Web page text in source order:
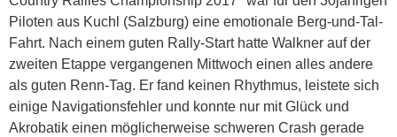
Piloten aus Kuchl (Salzburg) eine emotionale Berg-und-Tal-
Fahrt. Nach einem guten Rally-Start hatte Walkner auf der
zweiten Etappe vergangenen Mittwoch einen alles andere
als guten Renn-Tag. Er fand keinen Rhythmus, leistete sich
einige Navigationsfehler und konnte nur mit Glück und
Akrobatik einen möglicherweise schweren Crash gerade